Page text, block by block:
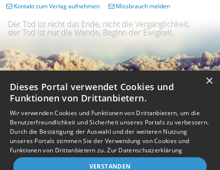
Der Tod ist nicht das Ende, nicht die Vergänglichkeit,
der Tod ist nur die Wende, Beginn der Ewigkeit.
Kontakt zum Verlag aufnehmen Missbrauch melden
Impressum Nutzungsbedingungen Datenschutz
AGB
Barrierefreiheit
Barriere melden
I
m
A
Accessibility-Modus aktivieren
IKontrastmodus aktivieren
eigenes Gedenkportal erstellen
×
Dieses Portal verwendet Cookies und
Funktionen von Drittanbietern.
Wir verwenden Cookies und Funktionen von Drittanbietern, um die
Benutzerfreundlichkeit und Sicherheit unseres Portals zu verbessern.
Durch die Bestätigung der Auswahl und der weiteren Nutzung
unseres Portals stimmen Sie der Verwendung von Cookies und
Funktionen von Drittanbietern zu.Zur Datenschutzerklärung
VERSTANDEN